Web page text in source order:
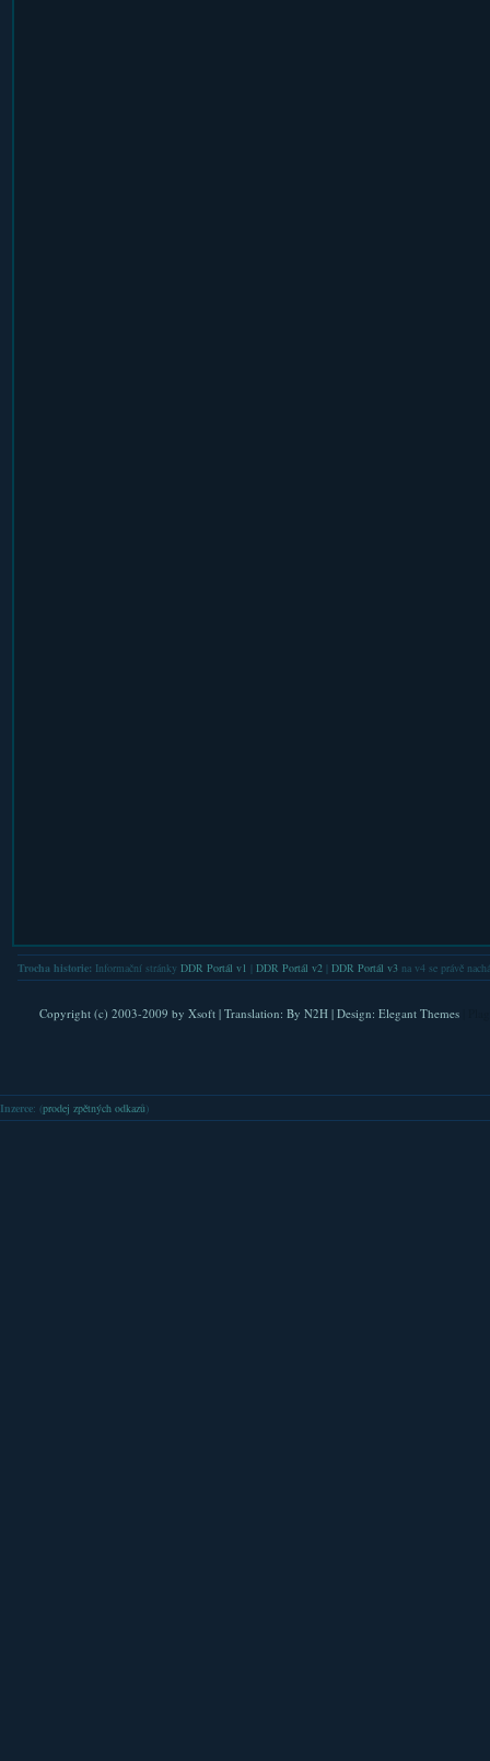
Trocha historie: Informační stránky DDR Portál v1 DDR Portál v2| DDR Portál v3na v4 se právě
Copyright (c) 2003-2009 by Xsoft| Translation: By N2H| Design: Elegant Themes
Inzerce: (prodej zpětných odkazů )